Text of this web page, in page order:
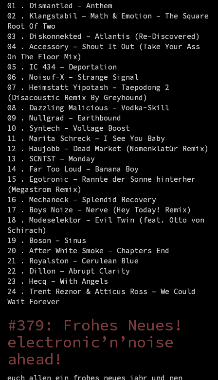
01 . Dismantled – Anthem
02 . Klangstabil – Math & Emotion – The Square
Root Of Two
03 . Diskonnekted – Atlantis (Re-Discovered)
04 . Accessory – Shout It Out (Take Your Ass
On The Floor Mix)
05 . IC 434 – Deportation
06 . Noisuf-X – Strange Signal
07 . Heimstatt Yipotash – Taepodong 2
(Disacoustic Remix By Greyhound)
08 . Dazzling Malicious – Vodka-Skill
09 . Nullgrad – Earthbound
10 . Syntech – Voltage Boost
11 . Marita Schreck – I See You Baby
12 . Haujobb – Dead Market (Nomenklatür Remix)
13 . SCNTST – Monday
14 . Far Too Loud – Banana Boy
15 . Egotronic – Rannte der Sonne hinterher
(Megastrom Remix)
16 . Mechaneck – Splendid Recovery
17 . Boys Noize – Nerve (Hey Today! Remix)
18 . Modeselektor – Evil Twin (feat. Otto von
Schirach)
19 . Boson – Sinus
20 . After White Smoke – Chapters End
21 . Royalston – Cerulean Blue
22 . Dillon – Abrupt Clarity
23 . Hecq – With Angels
24 . Trent Reznor & Atticus Ross – We Could
Wait Forever
#379: Frohes Neues!
electronic’n’noise
ahead!
euch allen ein frohes neues jahr und nen